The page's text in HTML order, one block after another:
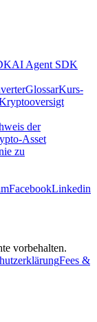
AI Agent SDK
GlossarKurs-
der
Asset
zu
FacebookLinkedin
vorbehalten.
Fees &